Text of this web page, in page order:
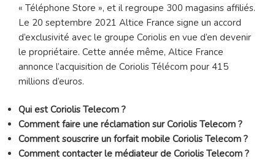
« Téléphone Store », et il regroupe 300 magasins affiliés.
Le 20 septembre 2021 Altice France signe un accord
d’exclusivité avec le groupe Coriolis en vue d’en devenir
le propriétaire. Cette année même, Altice France
annonce l’acquisition de Coriolis Télécom pour 415
millions d’euros.
Qui est Coriolis Telecom ?
Comment faire une réclamation sur Coriolis Telecom ?
Comment souscrire un forfait mobile Coriolis Telecom ?
Comment contacter le médiateur de Coriolis Telecom ?